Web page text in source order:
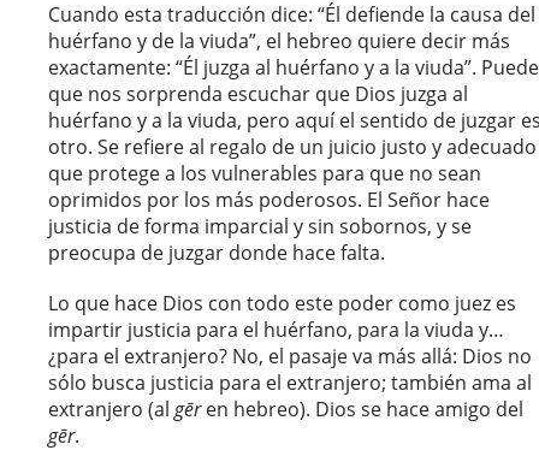
Cuando esta traducción dice: “Él defiende la causa del
huérfano y de la viuda”, el hebreo quiere decir más
exactamente: “Él juzga al huérfano y a la viuda”. Puede
que nos sorprenda escuchar que Dios juzga al
huérfano y a la viuda, pero aquí el sentido de juzgar
otro. Se refiere al regalo de un juicio justo y adecuado
que protege a los vulnerables para que no sean
oprimidos por los más poderosos. El Señor hace
justicia de forma imparcial y sin sobornos, y se
preocupa de juzgar donde hace falta.
Lo que hace Dios con todo este poder como juez es
impartir justicia para el huérfano, para la viuda y…
¿para el extranjero? No, el pasaje va más allá: Dios no
sólo busca justicia para el extranjero; también ama al
extranjero (al gēren hebreo). Dios se hace amigo del
gēr.